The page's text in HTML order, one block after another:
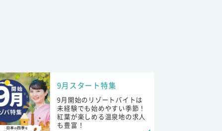
9月スタート特集
9月開始のリゾートバイトは
未経験でも始めやすい季節！
紅葉が楽しめる温泉地の求人
も豊富！